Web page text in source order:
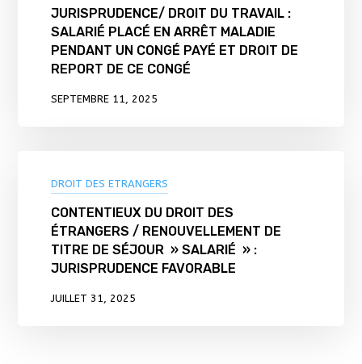
JURISPRUDENCE/ DROIT DU TRAVAIL :
SALARIÉ PLACÉ EN ARRÊT MALADIE
PENDANT UN CONGÉ PAYÉ ET DROIT DE
REPORT DE CE CONGÉ
SEPTEMBRE 11, 2025
DROIT DES ETRANGERS
CONTENTIEUX DU DROIT DES
ÉTRANGERS / RENOUVELLEMENT DE
TITRE DE SÉJOUR » SALARIÉ » :
JURISPRUDENCE FAVORABLE
JUILLET 31, 2025